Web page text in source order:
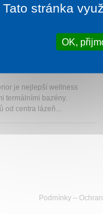
KAROS SPA
je nejlepší wellness
termálními bazény.
od centra lázeň...
1 715 Kč
Podmínky–
Tato stránka
OK,